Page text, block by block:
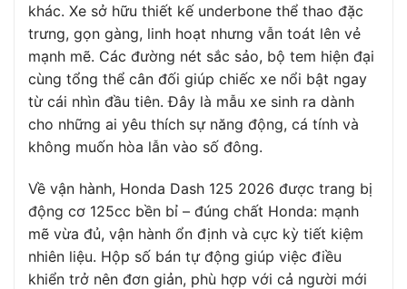
khác. Xe sở hữu thiết kế underbone thể thao đặc
trưng, gọn gàng, linh hoạt nhưng vẫn toát lên vẻ
mạnh mẽ. Các đường nét sắc sảo, bộ tem hiện đại
cùng tổng thể cân đối giúp chiếc xe nổi bật ngay
từ cái nhìn đầu tiên. Đây là mẫu xe sinh ra dành
cho những ai yêu thích sự năng động, cá tính và
không muốn hòa lẫn vào số đông.
Về vận hành, Honda Dash 125 2026 được trang bị
động cơ 125cc bền bỉ – đúng chất Honda: mạnh
mẽ vừa đủ, vận hành ổn định và cực kỳ tiết kiệm
nhiên liệu. Hộp số bán tự động giúp việc điều
khiển trở nên đơn giản, phù hợp với cả người mới